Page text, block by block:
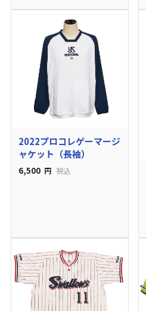
2022プロコレゲーマージ
ャケット（長袖）
6,500 円 税込